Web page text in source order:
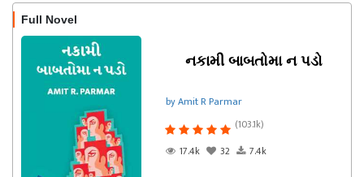
Full Novel
નકામી બાબતોમા ન પડો
by Amit R Parmar
(103.1k)
17.4k
32 7.4k